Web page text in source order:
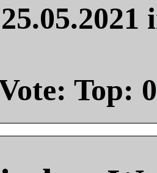
Top: 0